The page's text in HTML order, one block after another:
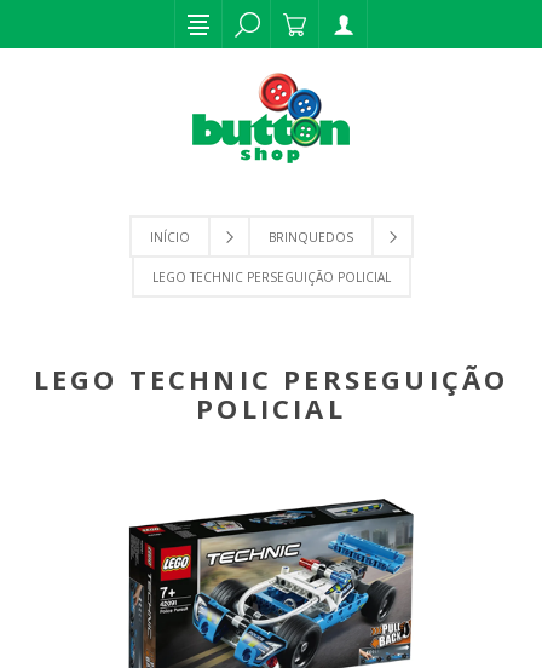
INÍCIO BRINQUEDOS
LEGO TECHNIC PERSEGUIÇÃO POLICIAL
LEGO TECHNIC PERSEGUIÇÃO
POLICIAL